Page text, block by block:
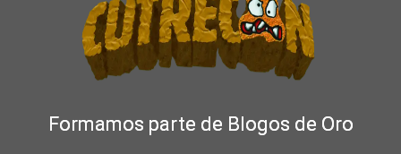
Formamos parte de Blogos de Oro